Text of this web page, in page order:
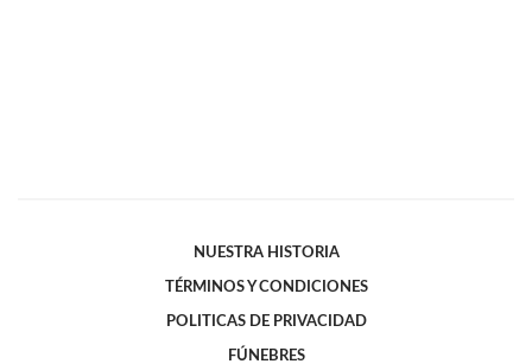
NUESTRA HISTORIA
TÉRMINOS Y CONDICIONES
POLITICAS DE PRIVACIDAD
FÚNEBRES